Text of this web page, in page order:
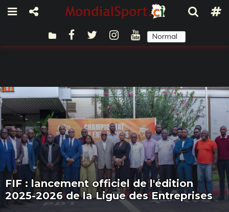
Normal
FIF : lancement officiel de l'édition
2025-2026 de la Ligue des Entreprises